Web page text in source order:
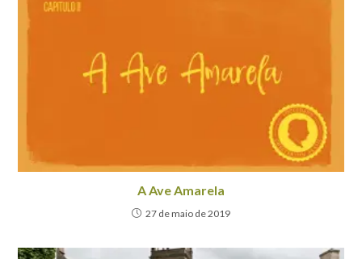
A Ave Amarela
27 de maio de 2019